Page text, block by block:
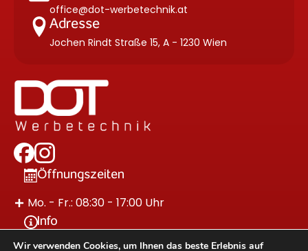
office@dot-werbetechnik.at
Adresse
Jochen Rindt Straße 15, A - 1230 Wien
Öffnungszeiten
Mo. - Fr.: 08:30 - 17:00 Uhr
Info
Wir verwenden Cookies, um Ihnen das beste Erlebnis auf